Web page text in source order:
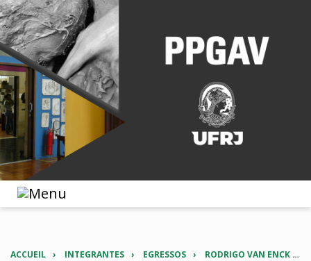
ACCUEIL INTEGRANTES EGRESSOS RODRIGO VAN ENCK CENTINI